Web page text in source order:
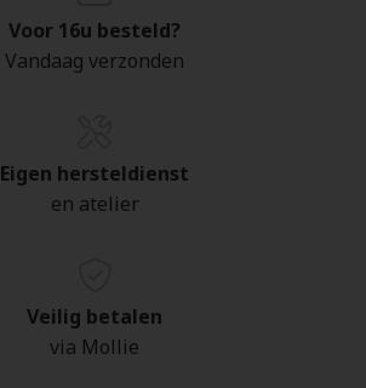
Voor 16u besteld?
Vandaag verzonden
Eigen hersteldienst
en atelier
Veilig betalen
via Mollie